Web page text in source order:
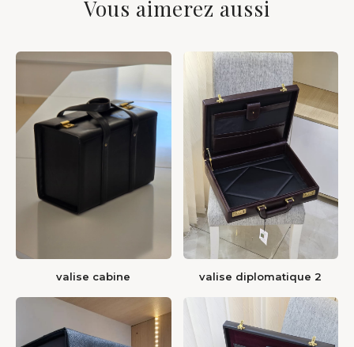
Vous aimerez aussi
valise cabine valise diplomatique 2